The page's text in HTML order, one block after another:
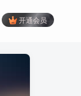
开通会员